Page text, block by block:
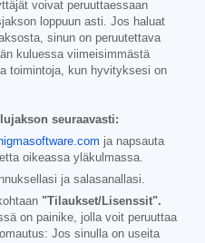
voivat peruuttaessaan
loppuun asti. Jos haluat
sinun on peruutettava
kuluessa viimeisimmästä
toimintoja, kun hyvityksesi on
seuraavasti:
ja napsauta
oikeassa yläkulmassa.
ja salasanallasi.
"Tilaukset/Lisenssit".
on painike, jolla voit peruuttaa
Jos sinulla on useita